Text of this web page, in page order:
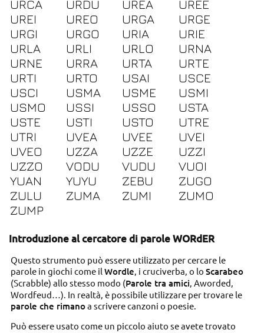
URCA
URDU UREA
UREE
UREI
UREO URGA
URGE
URGI
URGO URIA
URIE
URLA
URLI URLO
URNA
URNE
URRA URTA
URTE
URTI
URTO USAI
USCE
USCI
USMA USME
USMI
USMO
USSI USSO
USTA
USTE
USTI USTO
UTRE
UTRI
UVEA UVEE
UVEI
UVEO
UZZA UZZE
UZZI
UZZO
VODU VUDU
VUOI
YUAN
YUYU ZEBU
ZUGO
ZULU
ZUMA ZUMI
ZUMO
ZUMP
Introduzione al cercatore di parole WORdER
Questo strumento può essere utilizzato per cercare le
parole in giochi come il Wordle , i cruciverba, o lo Scarabeo
(Scrabble) allo stesso modo (Parole tra amici , Aworded,
Wordfeud…). In realtà, è possibile utilizzare per trovare le
parole che rimanoa scrivere canzoni o poesie.
Può essere usato come un piccolo aiuto se avete trovato